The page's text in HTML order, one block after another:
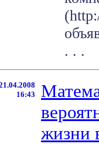
. . .
16:43
жизни